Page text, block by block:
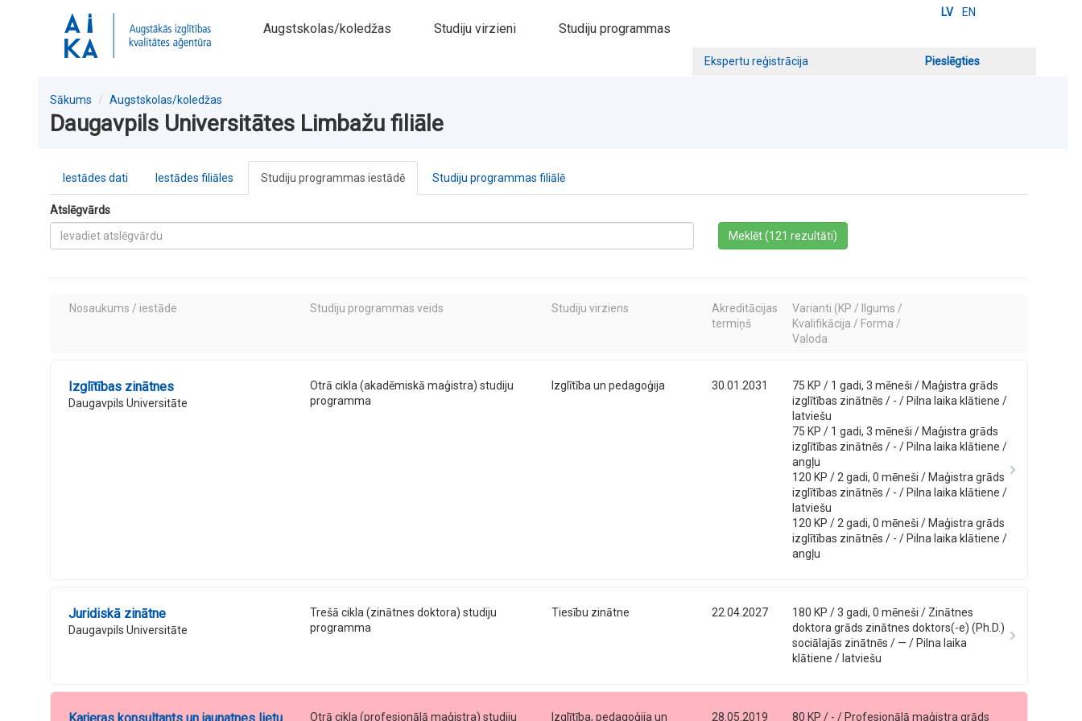
LV EN
Augstskolas/koledžas Studiju virzieni Studiju programmas
Ekspertu reģistrācija Pieslēgties
Sākums Augstskolas/koledžas
Daugavpils Universitātes Limbažu filiāle
Iestādes dati Iestādes filiāles Studiju programmas iestādē Studiju programmas filiālē
Atslēgvārds
Meklēt (121 rezultāti)
Nosaukums / iestāde Studiju programmas veids Studiju virziens
Akreditācijas
termiņš
Varianti (KP / Ilgums /
Kvalifikācija / Forma /
Valoda
Izglītības zinātnes
Daugavpils Universitāte
Otrā cikla (akadēmiskā maģistra) studiju
programma
Izglītība un pedagoģija 30.01.2031
75 KP / 1 gadi, 3 mēneši / Maģistra grāds
izglītības zinātnēs / - / Pilna laika klātiene /
latviešu
75 KP / 1 gadi, 3 mēneši / Maģistra grāds
izglītības zinātnēs / - / Pilna laika klātiene /
angļu
120 KP / 2 gadi, 0 mēneši / Maģistra grāds
izglītības zinātnēs / - / Pilna laika klātiene /
latviešu
120 KP / 2 gadi, 0 mēneši / Maģistra grāds
izglītības zinātnēs / - / Pilna laika klātiene /
angļu
Juridiskā zinātne
Daugavpils Universitāte
Trešā cikla (zinātnes doktora) studiju
programma
Tiesību zinātne 22.04.2027
180 KP / 3 gadi, 0 mēneši / Zinātnes
doktora grāds zinātnes doktors(-e) (Ph.D.)
sociālajās zinātnēs / — / Pilna laika
klātiene / latviešu
Otrā cikla (profesionālā maģistra) studiju Izglītība, pedagoģija un 28.05.2019 80 KP / - / Profesionālā maģistra grāds